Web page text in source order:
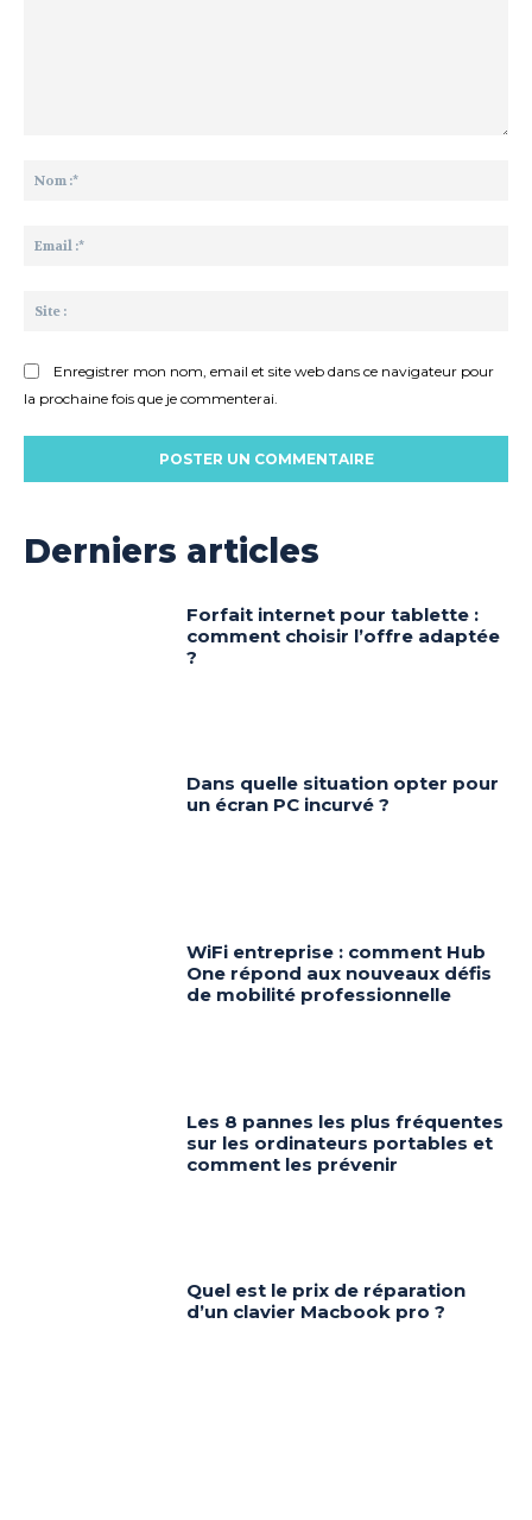
Enregistrer mon nom, email et site web dans ce navigateur pour
la prochaine fois que je commenterai.
Derniers articles
Forfait internet pour tablette :
comment choisir l’offre adaptée
?
Dans quelle situation opter pour
un écran PC incurvé ?
WiFi entreprise : comment Hub
One répond aux nouveaux défis
de mobilité professionnelle
Les 8 pannes les plus fréquentes
sur les ordinateurs portables et
comment les prévenir
Quel est le prix de réparation
d’un clavier Macbook pro ?